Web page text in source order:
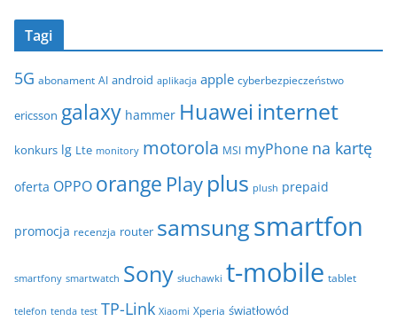
e
c
w
Tagi
5G abonament AI android aplikacja apple cyberbezpieczeństwo
ericsson galaxy hammer Huawei internet
konkurs lg Lte monitory motorola MSI myPhone na kartę
oferta OPPO orange Play plus plush prepaid
promocja recenzja router samsungsmartfon
smartfony smartwatch Sony słuchawki t-mobile tablet
telefon tenda test TP-Link Xiaomi Xperia światłowód